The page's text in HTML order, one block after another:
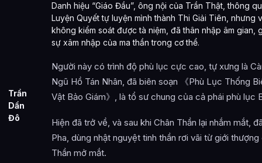
Trần
Dần
Đô
Danh hiệu “Giáo Đầu”, ông nội của Trần Thật, thông
Luyện Quyết tự luyện mình thành Thi Giải Tiên, nhưng
không kiểm soát được tà niệm, đã thân nhập âm gian,
sự xâm nhập của ma thần trong cơ thể.
Người này có trình độ phù lục cực cao, tự xưng là
Ngũ Hồ Tán Nhân, đã biên soạn 《Phù Lục Thống
Vật Bảo Giám》, là tổ sư chung của cả phái phù lục
Hiện đã trở về, và sau khi Chân Thần lại nhắm mắt,
Pha, dùng nhật nguyệt tinh thần rơi vãi từ giới
Thần mở mắt.